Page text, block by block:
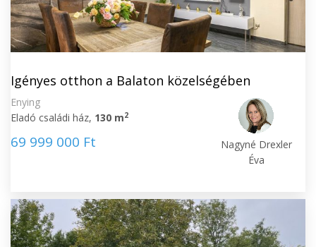
Igényes otthon a Balaton közelségében
Enying
Eladó családi ház, 130 m2
69 999 000 Ft
Nagyné Drexler
Éva